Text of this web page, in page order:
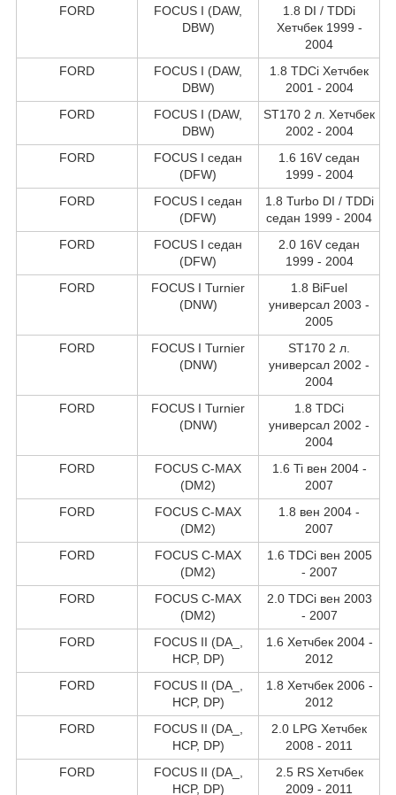
FORD
FOCUS I (DAW,
DBW)
1.8 DI / TDDi
Хетчбек 1999 -
2004
FORD
FOCUS I (DAW,
DBW)
1.8 TDCi Хетчбек
2001 - 2004
FORD
FOCUS I (DAW,
DBW)
ST170 2 л. Хетчбек
2002 - 2004
FORD
FOCUS I седан
(DFW)
1.6 16V седан
1999 - 2004
FORD
FOCUS I седан
(DFW)
1.8 Turbo DI / TDDi
седан 1999 - 2004
FORD
FOCUS I седан
(DFW)
2.0 16V седан
1999 - 2004
FORD
FOCUS I Turnier
(DNW)
1.8 BiFuel
универсал 2003 -
2005
FORD
FOCUS I Turnier
(DNW)
ST170 2 л.
универсал 2002 -
2004
FORD
FOCUS I Turnier
(DNW)
1.8 TDCi
универсал 2002 -
2004
FORD
FOCUS C-MAX
(DM2)
1.6 Ti вен 2004 -
2007
FORD
FOCUS C-MAX
(DM2)
1.8 вен 2004 -
2007
FORD
FOCUS C-MAX
(DM2)
1.6 TDCi вен 2005
- 2007
FORD
FOCUS C-MAX
(DM2)
2.0 TDCi вен 2003
- 2007
FORD
FOCUS II (DA_,
HCP, DP)
1.6 Хетчбек 2004 -
2012
FORD
FOCUS II (DA_,
HCP, DP)
1.8 Хетчбек 2006 -
2012
FORD
FOCUS II (DA_,
HCP, DP)
2.0 LPG Хетчбек
2008 - 2011
FORD
FOCUS II (DA_,
HCP, DP)
2.5 RS Хетчбек
2009 - 2011